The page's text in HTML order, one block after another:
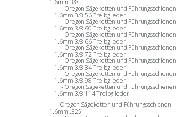
1.6mm 3/8
Oregon Sägeketten und Führungsschienen
1.6mm 3/8 56 Treibglieder
Oregon Sägeketten und Führungsschienen
1.6mm 3/8 60 Treibglieder
Oregon Sägeketten und Führungsschienen
1.6mm 3/8 66 Treibglieder
Oregon Sägeketten und Führungsschienen
1.6mm 3/8 72 Treibglieder
Oregon Sägeketten und Führungsschienen
1.6mm 3/8 84 Treibglieder
Oregon Sägeketten und Führungsschienen
1.6mm 3/8 98 Treibglieder
Oregon Sägeketten und Führungsschienen
1.6mm 3/8 114 Treibglieder
Oregon Sägeketten und Führungsschienen
1.6mm .325